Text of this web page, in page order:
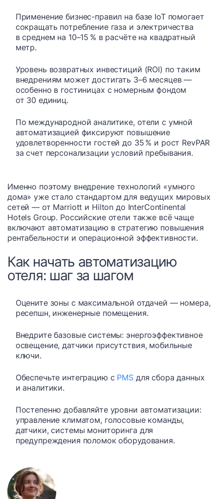
Применение бизнес-правил на базе IoT помогает
сокращать потребление газа и электричества
в среднем на 10–15 % в расчёте на квадратный
метр.
Уровень возвратных инвестиций (ROI) по таким
внедрениям может достигать 3–6 месяцев —
особенно в гостиницах с номерным фондом
от 30 единиц.
По международной аналитике, отели с умной
автоматизацией фиксируют повышение
удовлетворенности гостей до 35 % и рост RevPAR
за счет персонализации условий пребывания.
Именно поэтому внедрение технологий «умного
дома» уже стало стандартом для ведущих мировых
сетей — от Marriott и Hilton до InterContinental
Hotels Group. Российские отели также всё чаще
включают автоматизацию в стратегию повышения
рентабельности и операционной эффективности.
Как начать автоматизацию
отеля: шаг за шагом
Оцените зоны с максимальной отдачей — номера,
ресепшн, инженерные помещения.
Внедрите базовые системы: энергоэффективное
освещение, датчики присутствия, мобильные
ключи.
Обеспечьте интеграцию с PMS для сбора данных
и аналитики.
Постепенно добавляйте уровни автоматизации:
управление климатом, голосовые команды,
датчики, системы мониторинга для
предупреждения поломок оборудования.